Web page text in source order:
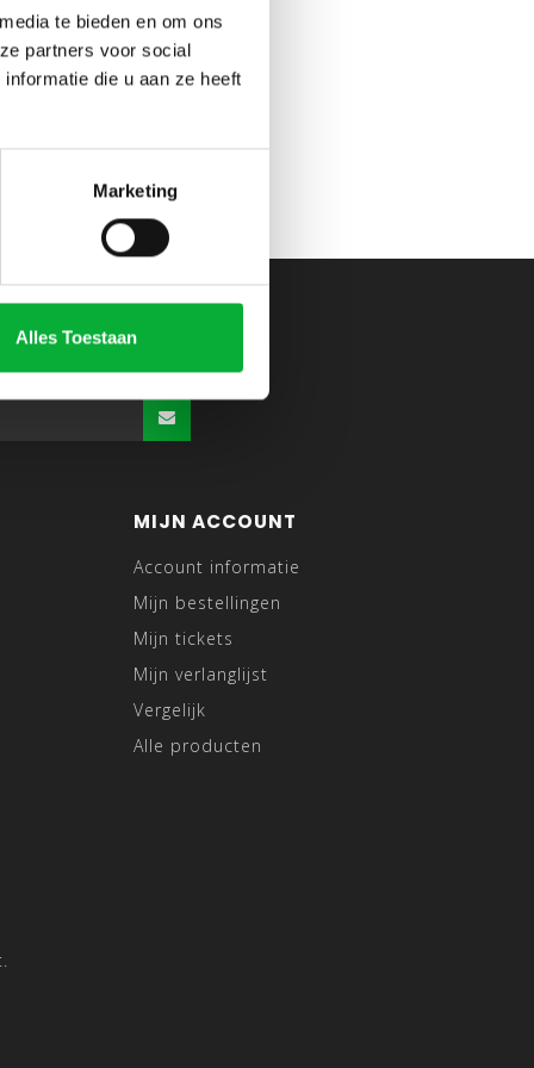
te bieden en om ons
partners voor social
die u aan ze heeft
Marketing
Alles Toestaan
MIJN ACCOUNT
Account informatie
Mijn bestellingen
Mijn tickets
Mijn verlanglijst
Vergelijk
Alle producten